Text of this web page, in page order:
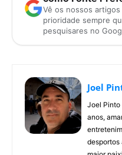
Vê os nossos artigos
prioridade sempre
pesquisares no
Joel
Joel Pinto
anos,
desportos